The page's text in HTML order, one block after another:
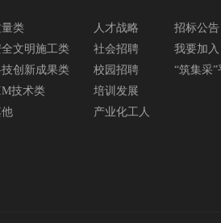
类
文明施工类
创新成果类
技术类
人才战略
社会招聘
校园招聘
培训发展
产业化工人
招标公告
我要加入
“筑集采”